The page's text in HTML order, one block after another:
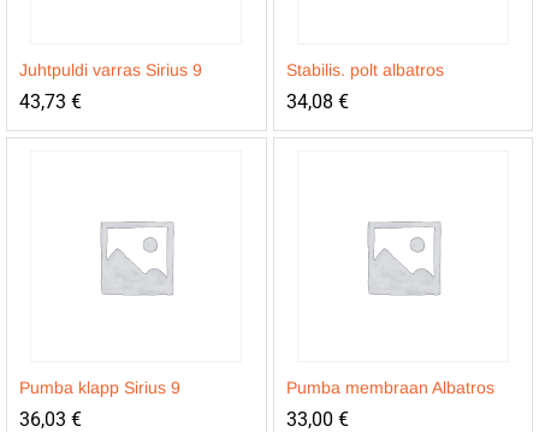
Juhtpuldi varras Sirius 9
43,73 €
Stabilis. polt albatros
34,08 €
Pumba klapp Sirius 9
36,03 €
Pumba membraan Albatros
33,00 €